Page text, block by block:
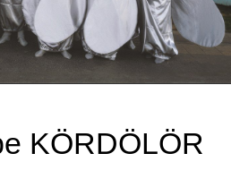
KÖRDÖLÖR